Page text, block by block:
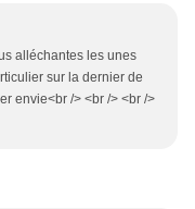
alléchantes les unes
sur la dernier de
envie<br /> <br /> <br />